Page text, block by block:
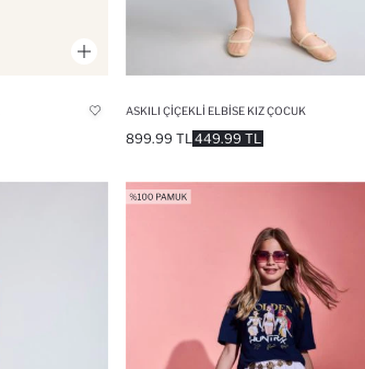
ASKILI ÇIÇEKLI ELBISE KIZ ÇOCUK
449.99 TL
899.99 TL